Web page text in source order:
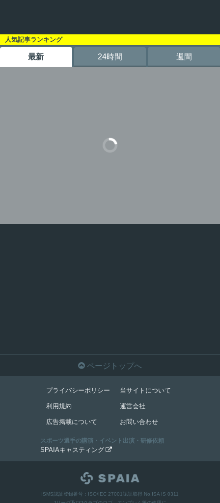
人気記事ランキング
最新 24時間 週間
 ページトップへ
プライバシーポリシー
利用規約
広告掲載について
当サイトについて
運営会社
お問い合わせ
スポーツ選手の講演・イベント出演・研修依頼
SPAIAキャスティング
ISMS認証登録番号：ISO/IEC 27001認証取得 No.ISA IS 0311